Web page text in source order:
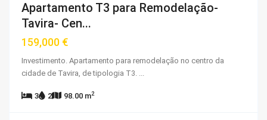
Apartamento T3 para Remodelação-
Tavira- Cen...
159,000 €
Investimento. Apartamento para remodelação no centro da
cidade de Tavira, de tipologia T3. ...
3 2 98.00 m2